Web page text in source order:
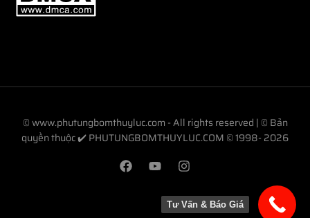
© www.phutungbomthuyluc.com - All rights reserved | © Bản
quyền thuộc ✔️ PHUTUNGBOMTHUYLUC.COM © 1998- 2026
Tư Vấn & Báo Giá